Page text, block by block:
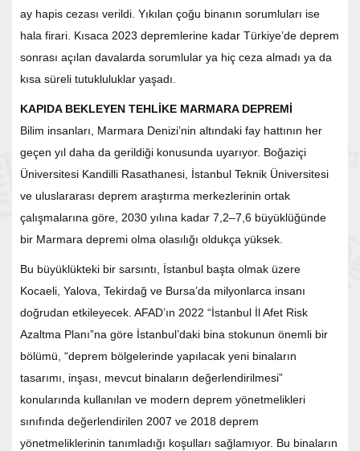
ay hapis cezası verildi. Yıkılan çoğu binanın sorumluları ise
hala firari. Kısaca 2023 depremlerine kadar Türkiye’de deprem
sonrası açılan davalarda sorumlular ya hiç ceza almadı ya da
kısa süreli tutukluluklar yaşadı.
KAPIDA BEKLEYEN TEHLİKE MARMARA DEPREMİ
Bilim insanları, Marmara Denizi’nin altındaki fay hattının her
geçen yıl daha da gerildiği konusunda uyarıyor. Boğaziçi
Üniversitesi Kandilli Rasathanesi, İstanbul Teknik Üniversitesi
ve uluslararası deprem araştırma merkezlerinin ortak
çalışmalarına göre, 2030 yılına kadar 7,2–7,6 büyüklüğünde
bir Marmara depremi olma olasılığı oldukça yüksek.
Bu büyüklükteki bir sarsıntı, İstanbul başta olmak üzere
Kocaeli, Yalova, Tekirdağ ve Bursa’da milyonlarca insanı
doğrudan etkileyecek. AFAD’ın 2022 “İstanbul İl Afet Risk
Azaltma Planı”na göre İstanbul’daki bina stokunun önemli bir
bölümü, “deprem bölgelerinde yapılacak yeni binaların
tasarımı, inşası, mevcut binaların değerlendirilmesi”
konularında kullanılan ve modern deprem yönetmelikleri
sınıfında değerlendirilen 2007 ve 2018 deprem
yönetmeliklerinin tanımladığı koşulları sağlamıyor. Bu binaların